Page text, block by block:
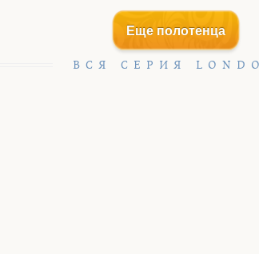
Еще полотенца
ВСЯ СЕРИЯ